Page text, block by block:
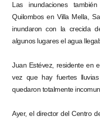
Las inundaciones
Quilombos en Villa Mella,
inundaron con la crecida
algunos lugares el agua
Juan Estévez, residente en
vez que hay fuertes
quedaron totalmente
Ayer, el director del Centro